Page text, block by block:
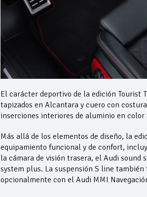
El carácter deportivo de la edición Tourist
tapizados en Alcantara y cuero con
inserciones interiores de aluminio en
Más allá de los elementos de diseño, la
equipamiento funcional y de confort,
la cámara de visión trasera, el Audi
system plus. La suspensión S line
opcionalmente con el Audi MMI